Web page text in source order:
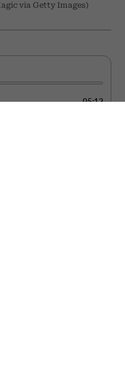
via Getty Images)
05:12